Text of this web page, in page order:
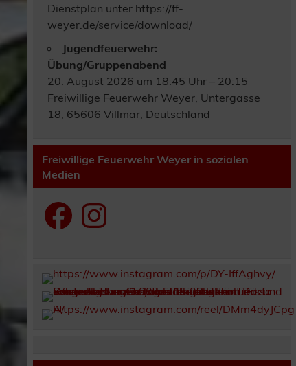
Dienstplan unter https://ff-
weyer.de/service/download/
Jugendfeuerwehr:
Übung/Gruppenabend
20. August 2026 um 18:45 Uhr – 20:15
Freiwillige Feuerwehr Weyer, Untergasse
18, 65606 Villmar, Deutschland
Freiwillige Feuerwehr Weyer in sozialen
Medien
FacebookInstagram